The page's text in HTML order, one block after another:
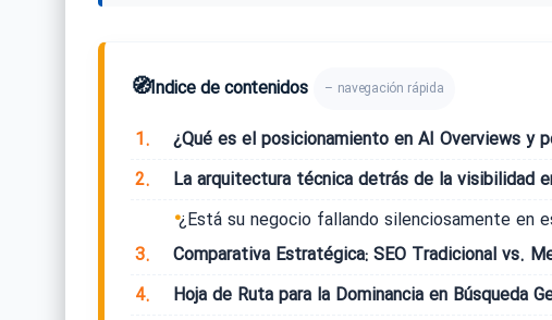
🧭Índice de contenidos – navegación rápida
1.
¿Qué es el posicionamiento en AI Overviews y
2.
La arquitectura técnica detrás de la visibilidad
¿Está su negocio fallando silenciosamente en
3.
Comparativa Estratégica: SEO Tradicional vs.
4.
Hoja de Ruta para la Dominancia en Búsqueda